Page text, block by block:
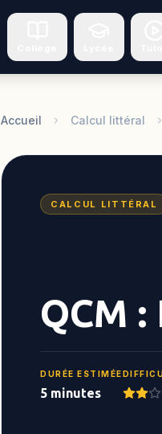
Accueil Calcul littéral
CALCUL LITTÉRAL
QCM
DURÉE ESTIMÉE
5 minutes